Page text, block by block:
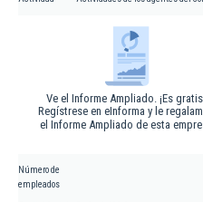
Ve el Informe Ampliado. ¡Es
Regístrese en eInforma y le
el Informe Ampliado de esta
Número de
empleados